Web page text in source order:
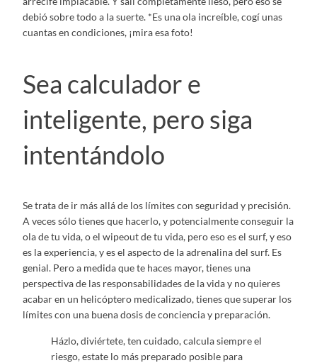
debió sobre todo a la suerte. *Es una ola increíble, cogí unas
cuantas en condiciones, ¡mira esa foto!
Sea calculador e
inteligente, pero siga
intentándolo
Se trata de ir más allá de los límites con seguridad y precisión.
A veces sólo tienes que hacerlo, y potencialmente conseguir la
ola de tu vida, o el wipeout de tu vida, pero eso es el surf, y eso
es la experiencia, y es el aspecto de la adrenalina del surf. Es
genial. Pero a medida que te haces mayor, tienes una
perspectiva de las responsabilidades de la vida y no quieres
acabar en un helicóptero medicalizado, tienes que superar los
límites con una buena dosis de conciencia y preparación.
Házlo, diviértete, ten cuidado, calcula siempre el
riesgo, estate lo más preparado posible para